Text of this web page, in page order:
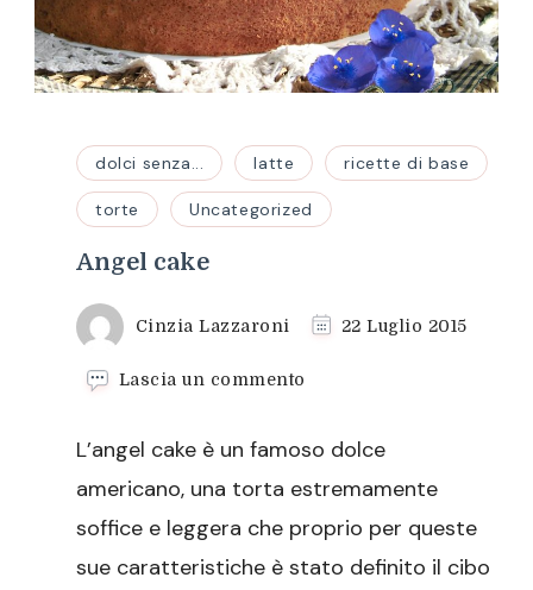
dolci senza... latte ricette di base
torte Uncategorized
Angel cake
Cinzia Lazzaroni 22 Luglio 2015
Lascia un commento
L’angel cake è un famoso dolce
americano, una torta estremamente
soffice e leggera che proprio per queste
sue caratteristiche è stato definito il cibo